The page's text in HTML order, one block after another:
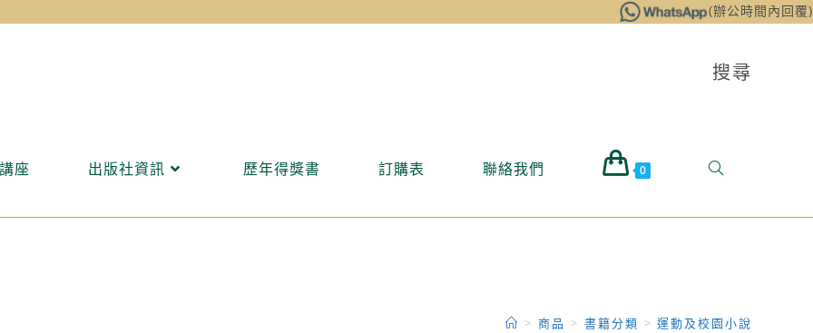
(辦公時間內回覆)
搜尋
座 出版社資訊 歷年得獎書 訂購表 聯絡我們 0
> 商品 > 書籍分類 > 運動及校園小說